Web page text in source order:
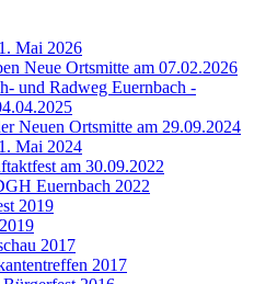
Mai 2026
Neue Ortsmitte am 07.02.2026
und Radweg Euernbach -
Neuen Ortsmitte am 29.09.2024
Mai 2024
am 30.09.2022
Euernbach 2022
2019
2017
2017